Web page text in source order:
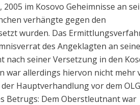
im Kosovo Geheimnisse an
verhängte gegen den
wurden. Das
des Angeklagten an
nach seiner Versetzung in den
war allerdings hiervon nicht mehr
Hauptverhandlung vor dem
Betrugs: Dem Oberstleutnant war